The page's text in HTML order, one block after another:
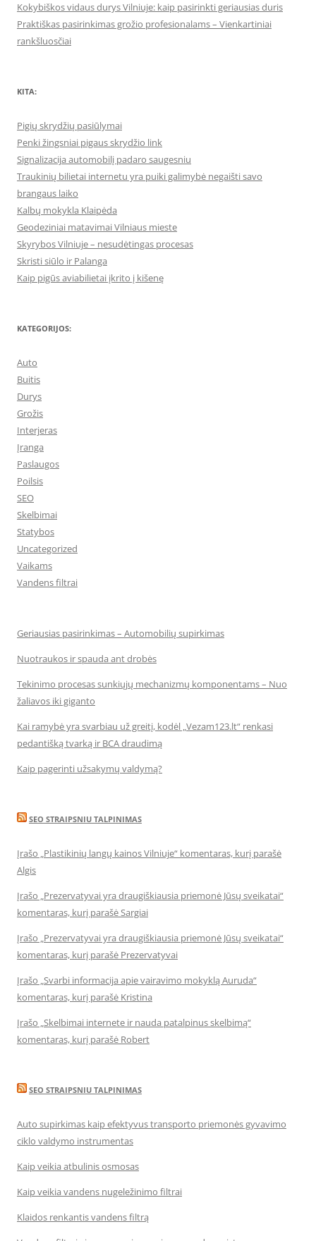
Kokybiškos vidaus durys Vilniuje: kaip pasirinkti geriausias duris
Praktiškas pasirinkimas grožio profesionalams – Vienkartiniai
rankšluosčiai
KITA:
Pigių skrydžių pasiūlymai
Penki žingsniai pigaus skrydžio link
Signalizacija automobilį padaro saugesniu
Traukinių bilietai internetu yra puiki galimybė negaišti savo
brangaus laiko
Kalbų mokykla Klaipėda
Geodeziniai matavimai Vilniaus mieste
Skyrybos Vilniuje – nesudėtingas procesas
Skristi siūlo ir Palanga
Kaip pigūs aviabilietai įkrito į kišenę
KATEGORIJOS:
Auto
Buitis
Durys
Grožis
Interjeras
Įranga
Paslaugos
Poilsis
SEO
Skelbimai
Statybos
Uncategorized
Vaikams
Vandens filtrai
Geriausias pasirinkimas – Automobilių supirkimas
Nuotraukos ir spauda ant drobės
Tekinimo procesas sunkiųjų mechanizmų komponentams – Nuo
žaliavos iki giganto
Kai ramybė yra svarbiau už greitį, kodėl „Vezam123.lt“ renkasi
pedantišką tvarką ir BCA draudimą
Kaip pagerinti užsakymų valdymą?
SEO STRAIPSNIU TALPINIMAS
Įrašo „Plastikinių langų kainos Vilniuje“ komentaras, kurį parašė
Algis
Įrašo „Prezervatyvai yra draugiškiausia priemonė Jūsų sveikatai“
komentaras, kurį parašė Sargiai
Įrašo „Prezervatyvai yra draugiškiausia priemonė Jūsų sveikatai“
komentaras, kurį parašė Prezervatyvai
Įrašo „Svarbi informacija apie vairavimo mokyklą Auruda“
komentaras, kurį parašė Kristina
Įrašo „Skelbimai internete ir nauda patalpinus skelbimą“
komentaras, kurį parašė Robert
SEO STRAIPSNIU TALPINIMAS
Auto supirkimas kaip efektyvus transporto priemonės gyvavimo
ciklo valdymo instrumentas
Kaip veikia atbulinis osmosas
Kaip veikia vandens nugeležinimo filtrai
Klaidos renkantis vandens filtrą